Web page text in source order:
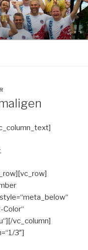
Color“
vc_column]
3″]